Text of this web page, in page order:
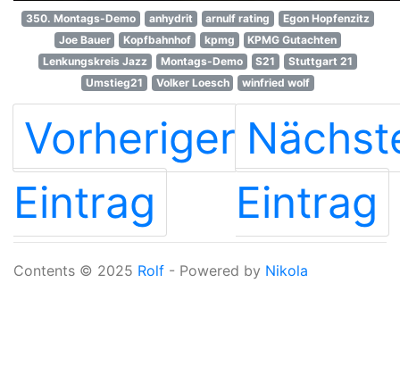
350. Montags-Demo anhydrit arnulf rating
Egon Hopfenzitz
Joe Bauer
Kopfbahnhof kpmg
KPMG Gutachten
Lenkungskreis Jazz
Montags-Demo S21
Stuttgart 21
Umstieg21
Volker Loesch winfried wolf
Vorheriger
Eintrag
Eintrag
Contents © 2025 Rolf - Powered by Nikola